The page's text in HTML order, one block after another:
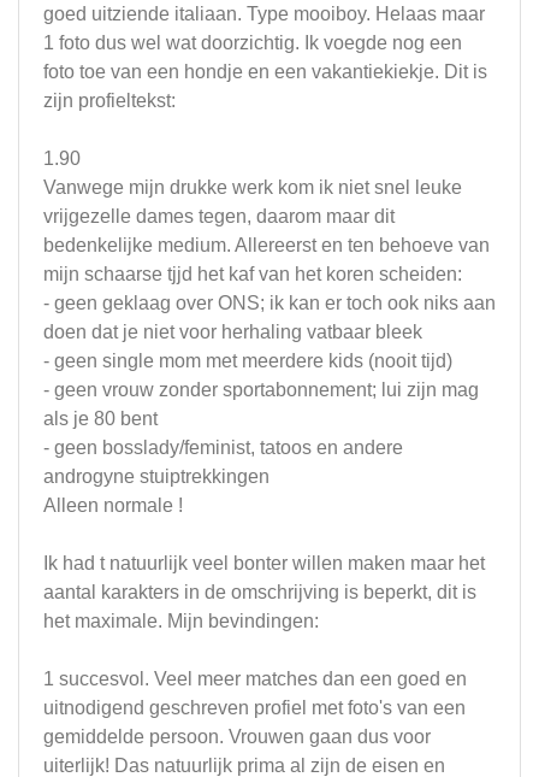
goed uitziende italiaan. Type mooiboy. Helaas maar
1 foto dus wel wat doorzichtig. Ik voegde nog een
foto toe van een hondje en een vakantiekiekje. Dit is
zijn profieltekst:
1.90
Vanwege mijn drukke werk kom ik niet snel leuke
vrijgezelle dames tegen, daarom maar dit
bedenkelijke medium. Allereerst en ten behoeve van
mijn schaarse tjjd het kaf van het koren scheiden:
- geen geklaag over ONS; ik kan er toch ook niks aan
doen dat je niet voor herhaling vatbaar bleek
- geen single mom met meerdere kids (nooit tijd)
- geen vrouw zonder sportabonnement; lui zijn mag
als je 80 bent
- geen bosslady/feminist, tatoos en andere
androgyne stuiptrekkingen
Alleen normale !
Ik had t natuurlijk veel bonter willen maken maar het
aantal karakters in de omschrijving is beperkt, dit is
het maximale. Mijn bevindingen:
1 succesvol. Veel meer matches dan een goed en
uitnodigend geschreven profiel met foto's van een
gemiddelde persoon. Vrouwen gaan dus voor
uiterlijk! Das natuurlijk prima al zijn de eisen en